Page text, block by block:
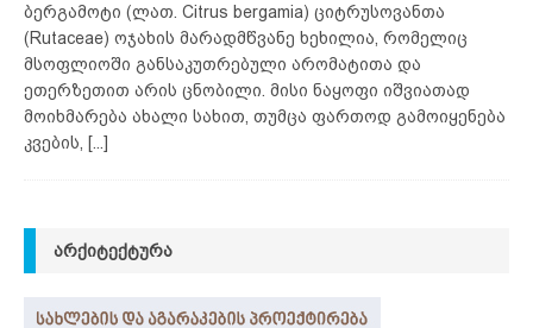
ბერგამოტი (ლათ. Citrus bergamia) ციტრუსოვანთა
(Rutaceae) ოჯახის მარადმწვანე ხეხილია, რომელიც
მსოფლიოში განსაკუთრებული არომატითა და
ეთერზეთით არის ცნობილი. მისი ნაყოფი იშვიათად
მოიხმარება ახალი სახით, თუმცა ფართოდ გამოიყენება
კვების,
[...]
ᲐᲠᲥᲘᲢᲔᲥᲢᲣᲠᲐ